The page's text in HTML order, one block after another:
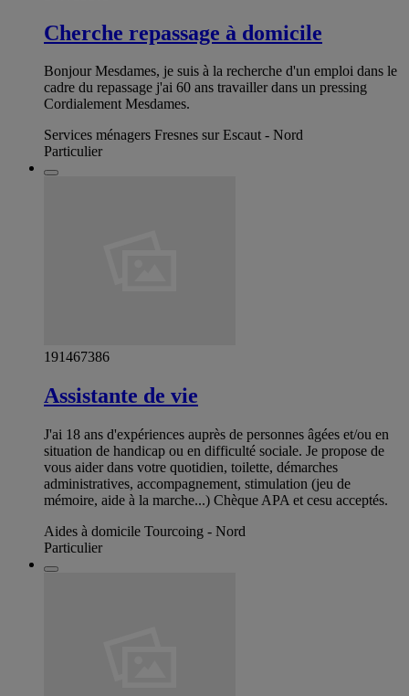
Cherche repassage à domicile
Bonjour Mesdames, je suis à la recherche d'un emploi dans le
cadre du repassage j'ai 60 ans travailler dans un pressing
Cordialement Mesdames.
Services ménagers Fresnes sur Escaut - Nord
Particulier
191467386
Assistante de vie
J'ai 18 ans d'expériences auprès de personnes âgées et/ou en
situation de handicap ou en difficulté sociale. Je propose de
vous aider dans votre quotidien, toilette, démarches
administratives, accompagnement, stimulation (jeu de
mémoire, aide à la marche...) Chèque APA et cesu acceptés.
Aides à domicile Tourcoing - Nord
Particulier